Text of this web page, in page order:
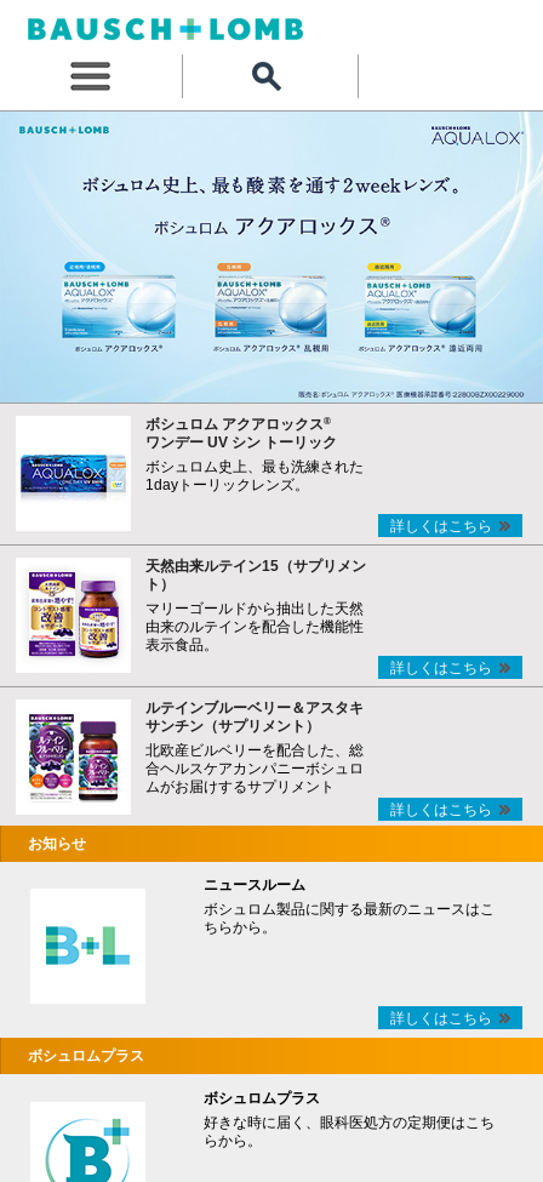
ボシュロム アクアロックス®
ワンデー UV シン トーリック
ボシュロム史上、最も洗練された
1dayトーリックレンズ。
詳しくはこちら
天然由来ルテイン15（サプリメン
ト）
マリーゴールドから抽出した天然
由来のルテインを配合した機能性
表示食品。
詳しくはこちら
ルテインブルーベリー＆アスタキ
サンチン（サプリメント）
北欧産ビルベリーを配合した、総
合ヘルスケアカンパニーボシュロ
ムがお届けするサプリメント
詳しくはこちら
お知らせ
ニュースルーム
ボシュロム製品に関する最新のニュースはこ
ちらから。
詳しくはこちら
ボシュロムプラス
ボシュロムプラス
好きな時に届く、眼科医処方の定期便はこち
らから。